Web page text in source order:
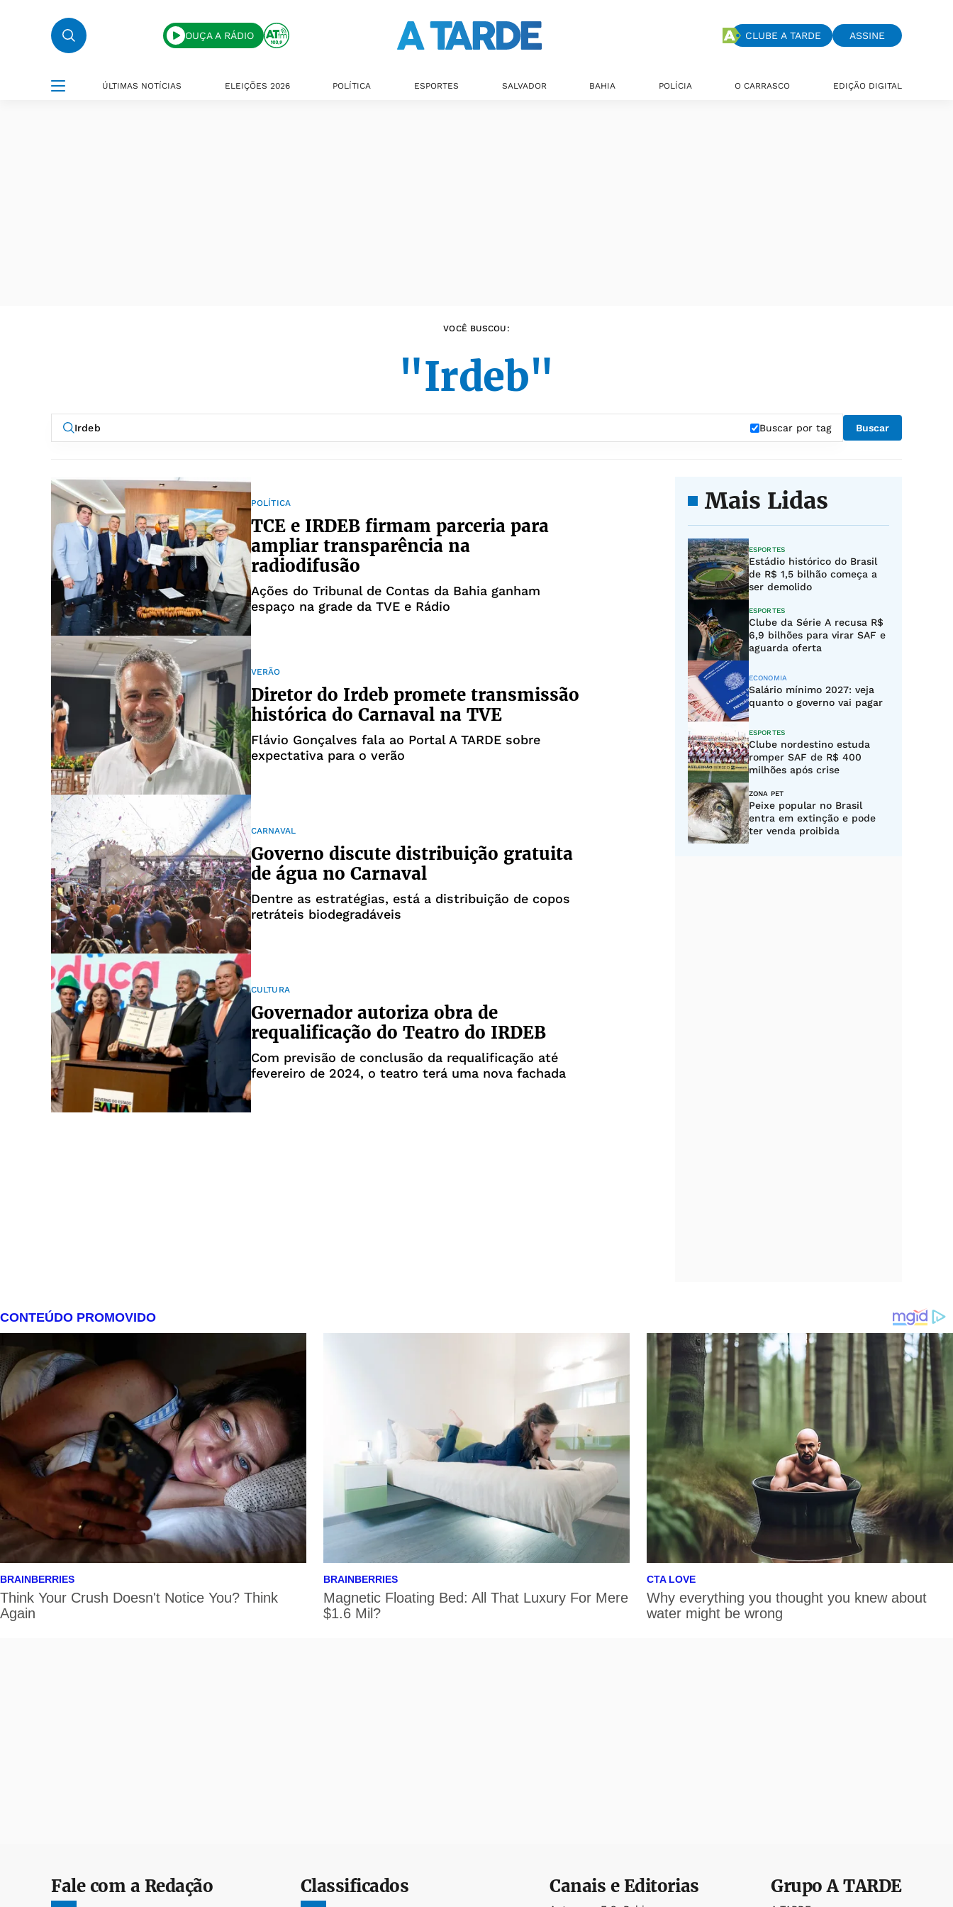
OUÇA A RÁDIO CLUBE A TARDE ASSINE
ÚLTIMAS NOTÍCIAS ELEIÇÕES 2026 POLÍTICA ESPORTES SALVADOR BAHIA POLÍCIA O CARRASCO EDIÇÃO DIGITAL
VOCÊ BUSCOU:
"Irdeb"
Buscar por tag Buscar
POLÍTICA
TCE e IRDEB firmam parceria para
ampliar transparência na
radiodifusão
Ações do Tribunal de Contas da Bahia ganham
espaço na grade da TVE e Rádio
VERÃO
Diretor do Irdeb promete transmissão
histórica do Carnaval na TVE
Flávio Gonçalves fala ao Portal A TARDE sobre
expectativa para o verão
CARNAVAL
Governo discute distribuição gratuita
de água no Carnaval
Dentre as estratégias, está a distribuição de copos
retráteis biodegradáveis
CULTURA
Governador autoriza obra de
requalificação do Teatro do IRDEB
Com previsão de conclusão da requalificação até
fevereiro de 2024, o teatro terá uma nova fachada
Mais Lidas
ESPORTES
Estádio histórico do Brasil
de R$ 1,5 bilhão começa a
ser demolido
ESPORTES
Clube da Série A recusa R$
6,9 bilhões para virar SAF e
aguarda oferta
ECONOMIA
Salário mínimo 2027: veja
quanto o governo vai pagar
ESPORTES
Clube nordestino estuda
romper SAF de R$ 400
milhões após crise
ZONA PET
Peixe popular no Brasil
entra em extinção e pode
ter venda proibida
Fale com a Redação Classificados Canais e Editorias GrupoA TARDE